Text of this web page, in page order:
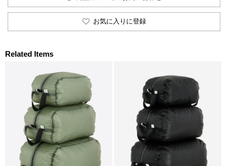
お気に入りに登録
Related Items